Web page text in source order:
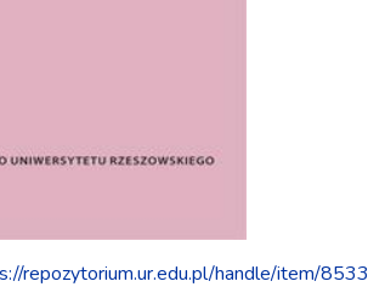
repozytorium.ur.edu.pl/handle/item/8533